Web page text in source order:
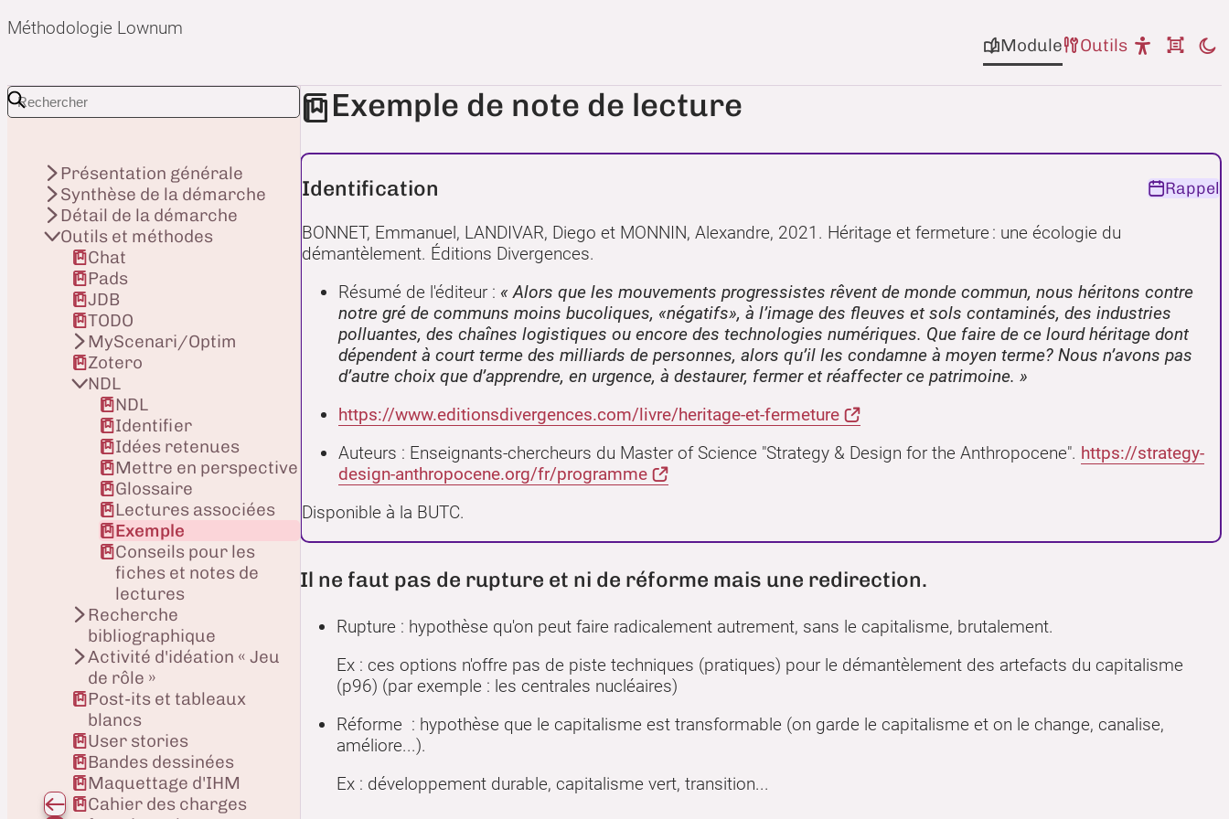
Méthodologie Lownum
Module
Outils
Exemple de note de lecture
Rappel
Identification
BONNET, Emmanuel, LANDIVAR, Diego et MONNIN, Alexandre, 2021. Héritage et fermeture : une écologie du
démantèlement. Éditions Divergences.
Résumé de l'éditeur : «Alors que les mouvements progressistes rêvent de monde commun, nous héritons contre
notre gré de communs moins bucoliques, «négatifs», à l’image des fleuves et sols contaminés, des industries
polluantes, des chaînes logistiques ou encore des technologies numériques. Que faire de ce lourd héritage dont
dépendent à court terme des milliards de personnes, alors qu’il les condamne à moyen terme? Nous n’avons pas
d’autre choix que d’apprendre, en urgence, à destaurer, fermer et réaffecter ce patrimoine. »
https://www.editionsdivergences.com/livre/heritage-et-fermeture
Auteurs : Enseignants-chercheurs du Master of Science "Strategy & Design for the Anthropocene". https://strategy-
design-anthropocene.org/fr/programme
Disponible à la BUTC.
Il ne faut pas de rupture et ni de réforme mais une redirection.
Rupture : hypothèse qu'on peut faire radicalement autrement, sans le capitalisme, brutalement.
Ex : ces options n'offre pas de piste techniques (pratiques) pour le démantèlement des artefacts du capitalisme
(p96) (par exemple : les centrales nucléaires)
Réforme : hypothèse que le capitalisme est transformable (on garde le capitalisme et on le change, canalise,
améliore...).
Ex : développement durable, capitalisme vert, transition...
Présentation générale
Synthèse de la démarche
Détail de la démarche
Outils et méthodes
Chat
Pads
JDB
TODO
MyScenari/Optim
Zotero
NDL
NDL
Identifier
Idées retenues
Mettre en perspective
Glossaire
Lectures associées
Exemple
Conseils pour les
fiches et notes de
lectures
Recherche
bibliographique
Activité d'idéation « Jeu
de rôle »
Post-its et tableaux
blancs
User stories
Bandes dessinées
Maquettage d'IHM
Cahier des charges